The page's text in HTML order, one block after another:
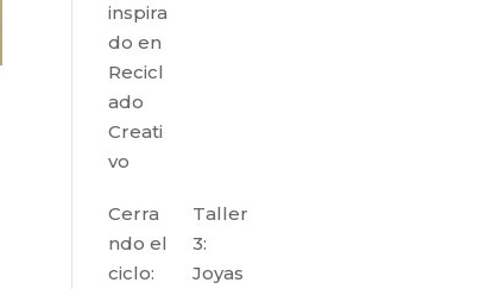
inspira
do en
Recicl
ado
Creati
vo
Cerra
ndo el
ciclo:
Taller
3:
Joyas